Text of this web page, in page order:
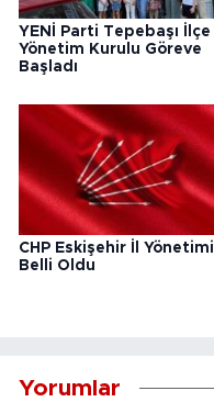
YENİ Parti Tepebaşı İlçe
Yönetim Kurulu Göreve
Başladı
CHP Eskişehir İl Yönetimi
Belli Oldu
Yorumlar